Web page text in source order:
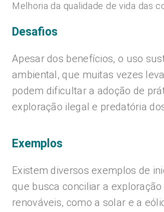
Melhoria da qualidade de vida das
Desafios
Apesar dos benefícios, o uso
ambiental, que muitas vezes
podem dificultar a adoção de
exploração ilegal e predatória
Exemplos
Existem diversos exemplos de
que busca conciliar a
renováveis, como a solar e a